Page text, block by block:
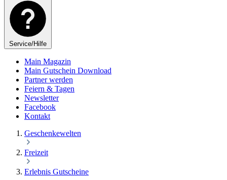
Service/Hilfe
Main Magazin
Main Gutschein Download
Partner werden
Feiern & Tagen
Newsletter
Facebook
Kontakt
Geschenkewelten
Freizeit
Erlebnis Gutscheine